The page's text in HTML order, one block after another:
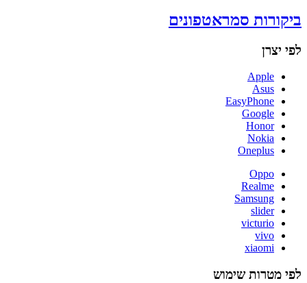
ביקורות סמראטפונים
לפי יצרן
Apple
Asus
EasyPhone
Google
Honor
Nokia
Oneplus
Oppo
Realme
Samsung
slider
victurio
vivo
xiaomi
לפי מטרות שימוש